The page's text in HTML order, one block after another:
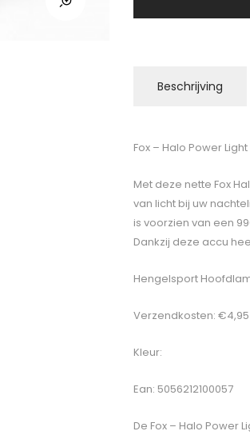
Beschrijving
Fox – Halo Power Light
Met deze nette Fox
van licht bij uw
is voorzien van een
Dankzij deze accu
Hengelsport
Verzendkosten:
Kleur:
Ean: 5056212100057
De Fox – Halo Power